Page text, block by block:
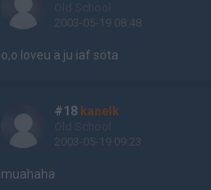
2003-05-19 08:48
o,o loveu ä ju iaf söta
#18 kanelk
2003-05-19 09:23
muahaha